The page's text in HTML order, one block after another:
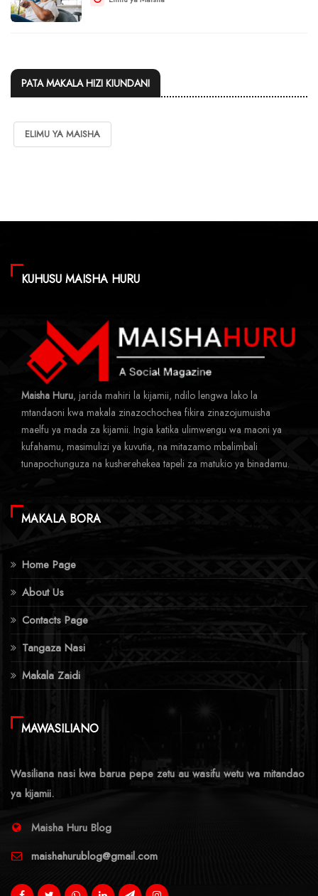
PATA MAKALA HIZI KIUNDANI
ELIMU YA MAISHA
KUHUSU MAISHA HURU
Maisha Huru, jarida mahiri la kijamii, ndilo lengwa lako la
mtandaoni kwa makala zinazochochea fikira zinazojumuisha
maelfu ya mada za kijamii. Ingia katika ulimwengu wa maoni ya
kufahamu, masimulizi ya kuvutia, na mitazamo mbalimbali
tunapochunguza na kusherehekea tapeli za matukio ya binadamu.
MAKALA BORA
Home Page
About Us
Contacts Page
Tangaza Nasi
Makala Zaidi
MAWASILIANO
Wasiliana nasi kwa barua pepe zetu au wasifu wetu wa mitandao
ya kijamii.
Maisha Huru Blog
maishahurublog@gmail.com